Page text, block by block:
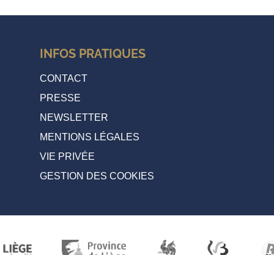
INFOS PRATIQUES
CONTACT
PRESSE
NEWSLETTER
MENTIONS LÉGALES
VIE PRIVÉE
GESTION DES COOKIES